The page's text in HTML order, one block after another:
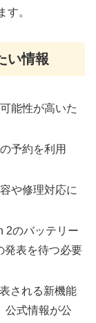
す。
い情報
能性が高いた
予約を利用
や修理対応に
2のバッテリー
発表を待つ必要
される新機能
公式情報が公